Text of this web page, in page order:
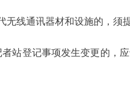
线通讯器材和设施的，须
登记事项发生变更的，应